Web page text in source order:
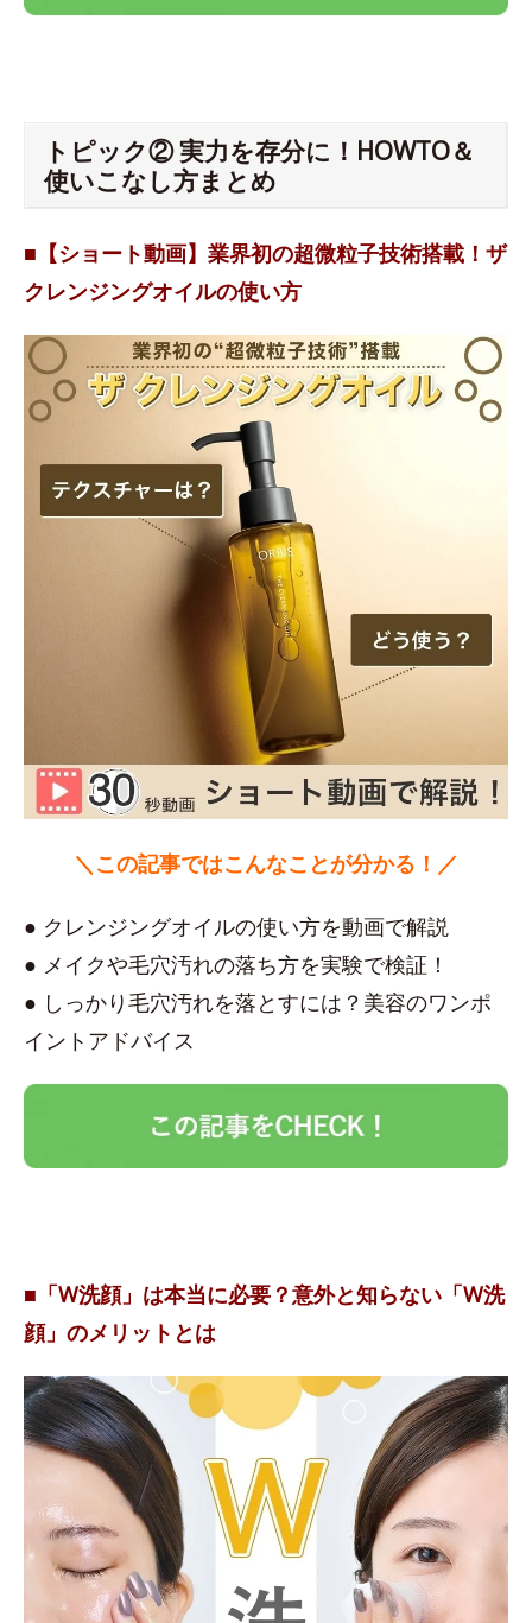
トピック② 実力を存分に！HOWTO＆
使いこなし方まとめ
■【ショート動画】業界初の超微粒子技術搭載！ザ
クレンジングオイルの使い方
＼この記事ではこんなことが分かる！／
● クレンジングオイルの使い方を動画で解説
● メイクや毛穴汚れの落ち方を実験で検証！
● しっかり毛穴汚れを落とすには？美容のワンポ
イントアドバイス
■「W洗顔」は本当に必要？意外と知らない「W洗
顔」のメリットとは